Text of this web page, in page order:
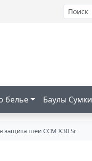
белье Баулы Сумки
защита шеи CCM X30 Sr